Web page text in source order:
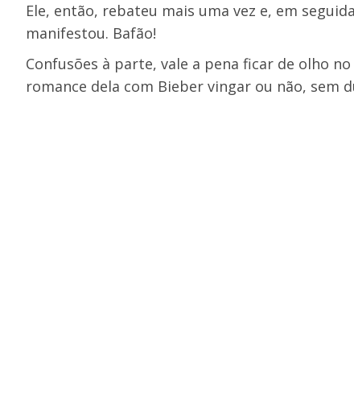
Ele, então, rebateu mais uma vez e, em
manifestou. Bafão!
Confusões à parte, vale a pena ficar de olho
romance dela com Bieber vingar ou não, sem